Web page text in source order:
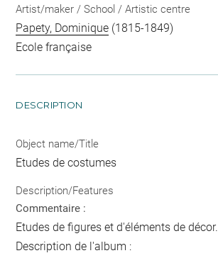
Artist/maker / School / Artistic centre
Papety, Dominique (1815-1849)
Ecole française
DESCRIPTION
Object name/Title
Etudes de costumes
Description/Features
Commentaire :
Etudes de figures et d'éléments de décor.
Description de l'album :